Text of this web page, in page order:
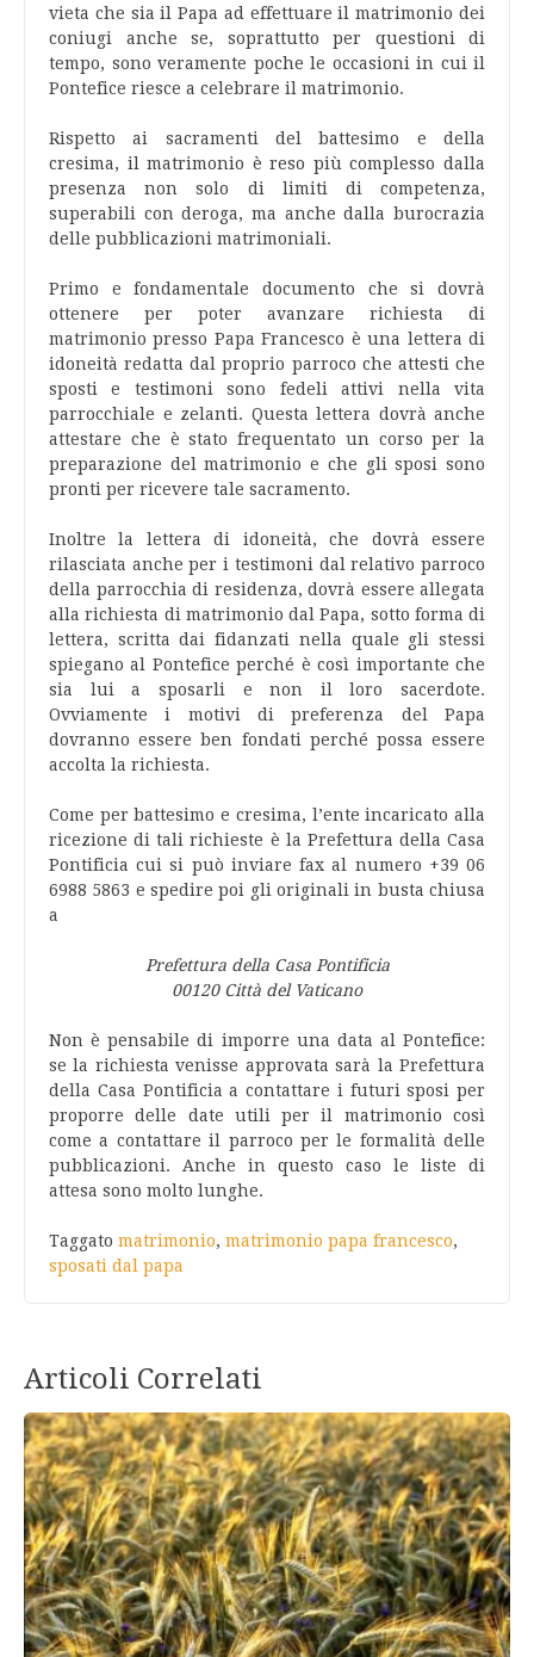
vieta che sia il Papa ad effettuare il matrimonio dei
coniugi anche se, soprattutto per questioni di
tempo, sono veramente poche le occasioni in cui il
Pontefice riesce a celebrare il matrimonio.
Rispetto ai sacramenti del battesimo e della
cresima, il matrimonio è reso più complesso dalla
presenza non solo di limiti di competenza,
superabili con deroga, ma anche dalla burocrazia
delle pubblicazioni matrimoniali.
Primo e fondamentale documento che si dovrà
ottenere per poter avanzare richiesta di
matrimonio presso Papa Francesco è una lettera di
idoneità redatta dal proprio parroco che attesti che
sposti e testimoni sono fedeli attivi nella vita
parrocchiale e zelanti. Questa lettera dovrà anche
attestare che è stato frequentato un corso per la
preparazione del matrimonio e che gli sposi sono
pronti per ricevere tale sacramento.
Inoltre la lettera di idoneità, che dovrà essere
rilasciata anche per i testimoni dal relativo parroco
della parrocchia di residenza, dovrà essere allegata
alla richiesta di matrimonio dal Papa, sotto forma di
lettera, scritta dai fidanzati nella quale gli stessi
spiegano al Pontefice perché è così importante che
sia lui a sposarli e non il loro sacerdote.
Ovviamente i motivi di preferenza del Papa
dovranno essere ben fondati perché possa essere
accolta la richiesta.
Come per battesimo e cresima, l’ente incaricato alla
ricezione di tali richieste è la Prefettura della Casa
Pontificia cui si può inviare fax al numero +39 06
6988 5863 e spedire poi gli originali in busta chiusa
a
Prefettura della Casa Pontificia
00120 Città del Vaticano
Non è pensabile di imporre una data al Pontefice:
se la richiesta venisse approvata sarà la Prefettura
della Casa Pontificia a contattare i futuri sposi per
proporre delle date utili per il matrimonio così
come a contattare il parroco per le formalità delle
pubblicazioni. Anche in questo caso le liste di
attesa sono molto lunghe.
Taggato matrimonio, matrimonio papa francesco,
sposati dal papa
Articoli Correlati